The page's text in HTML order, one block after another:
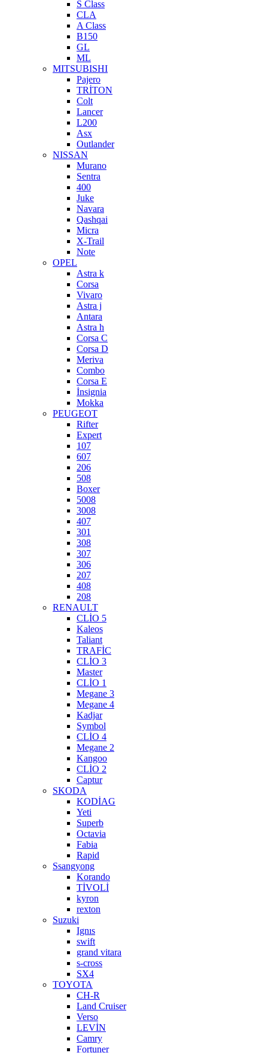
S Class
CLA
A Class
B150
GL
ML
MITSUBISHI
Pajero
TRİTON
Colt
Lancer
L200
Asx
Outlander
NISSAN
Murano
Sentra
400
Juke
Navara
Qashqai
Micra
X-Trail
Note
OPEL
Astra k
Corsa
Vivaro
Astra j
Antara
Astra h
Corsa C
Corsa D
Meriva
Combo
Corsa E
İnsignia
Mokka
PEUGEOT
Rifter
Expert
107
607
206
508
Boxer
5008
3008
407
301
308
307
306
207
408
208
RENAULT
CLİO 5
Kaleos
Taliant
TRAFİC
CLİO 3
Master
CLİO 1
Megane 3
Megane 4
Kadjar
Symbol
CLİO 4
Megane 2
Kangoo
CLİO 2
Captur
SKODA
KODİAG
Yeti
Superb
Octavia
Fabia
Rapid
Ssangyong
Korando
TİVOLİ
kyron
rexton
Suzuki
Ignıs
swift
grand vitara
s-cross
SX4
TOYOTA
CH-R
Land Cruiser
Verso
LEVİN
Camry
Fortuner